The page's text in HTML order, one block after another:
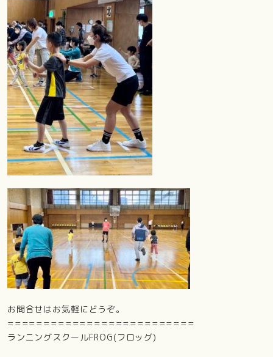
お問合せはお気軽にどうぞ。
==========================
ランニングスクールFROG(フロッグ)